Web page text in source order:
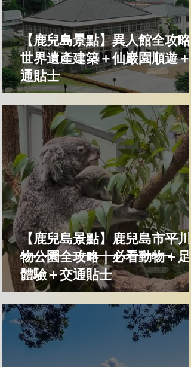
【鹿兒島景點】異人館全攻略
世界遺產建築＋仙巖園順遊＋
通貼士
【鹿兒島景點】鹿兒島市平川
物公園全攻略｜必看動物＋足
體驗＋交通貼士